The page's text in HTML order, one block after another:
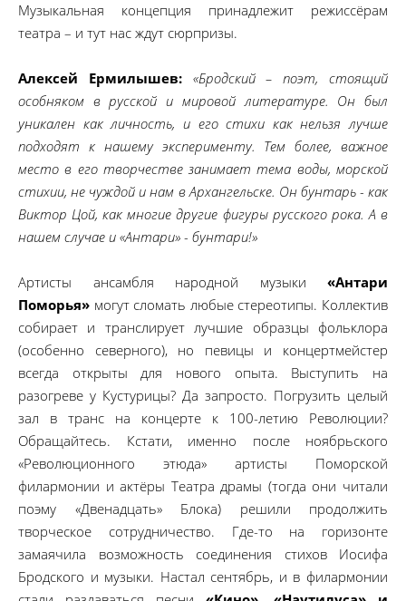
Музыкальная концепция принадлежит режиссёрам
театра – и тут нас ждут сюрпризы.
Алексей Ермилышев:
«Бродский – поэт, стоящий
особняком в русской и мировой литературе. Он был
уникален как личность, и его стихи как нельзя лучше
подходят к нашему эксперименту. Тем более, важное
место в его творчестве занимает тема воды, морской
стихии, не чуждой и нам в Архангельске. Он бунтарь - как
Виктор Цой, как многие другие фигуры русского рока. А в
нашем случае и «Антари» - бунтари!»
Артисты ансамбля народной музыки «Антари
Поморья» могут сломать любые стереотипы. Коллектив
собирает и транслирует лучшие образцы фольклора
(особенно северного), но певицы и концертмейстер
всегда открыты для нового опыта. Выступить на
разогреве у Кустурицы? Да запросто. Погрузить целый
зал в транс на концерте к 100-летию Революции?
Обращайтесь. Кстати, именно после ноябрьского
«Революционного этюда» артисты Поморской
филармонии и актёры Театра драмы (тогда они читали
поэму «Двенадцать» Блока) решили продолжить
творческое сотрудничество. Где-то на горизонте
замаячила возможность соединения стихов Иосифа
Бродского и музыки. Настал сентябрь, и в филармонии